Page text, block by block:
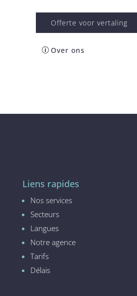
Offerte voor vertaling
Over ons
Liens rapides
Nos services
Secteurs
Langues
Notre agence
Tarifs
Délais